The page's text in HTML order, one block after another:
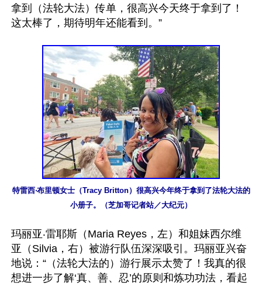
拿到（法轮大法）传单，很高兴今天终于拿到了！
这太棒了，期待明年还能看到。”
特雷西‧布里顿女士（Tracy Britton）很高兴今年终于拿到了法轮大法的
小册子。（芝加哥记者站／大纪元）
玛丽亚‧雷耶斯（Maria Reyes，左）和姐妹西尔维
亚（Silvia，右）被游行队伍深深吸引。玛丽亚兴奋
地说：“（法轮大法的）游行展示太赞了！我真的很
想进一步了解‘真、善、忍’的原则和炼功功法，看起